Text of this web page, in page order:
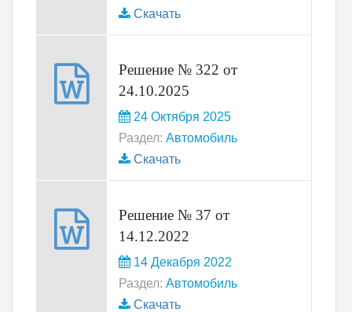
Скачать
Решение № 322 от
24.10.2025
24 Октября 2025
Раздел: Автомобиль
Скачать
Решение № 37 от
14.12.2022
14 Декабря 2022
Раздел: Автомобиль
Скачать